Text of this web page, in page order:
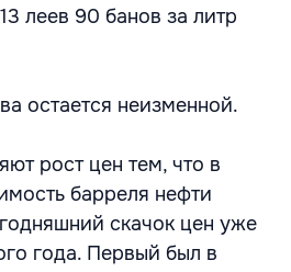
леев 90 банов за литр
остается неизменной.
рост цен тем, что в
барреля нефти
скачок цен уже
года. Первый был в